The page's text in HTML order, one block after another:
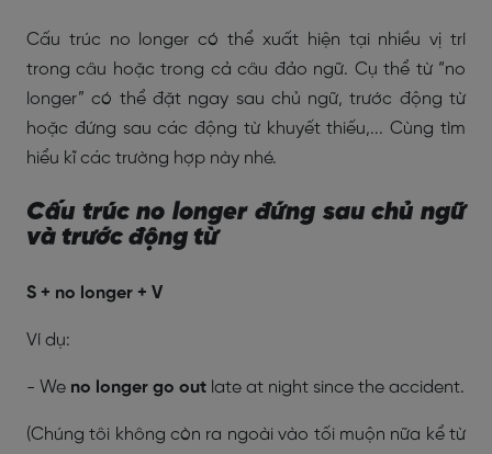
Cấu trúc no longer có thể xuất hiện tại nhiều vị trí
trong câu hoặc trong cả câu đảo ngữ. Cụ thể từ “no
longer” có thể đặt ngay sau chủ ngữ, trước động từ
hoặc đứng sau các động từ khuyết thiếu,... Cùng tìm
hiểu kĩ các trường hợp này nhé.
Cấu trúc no longer đứng sau chủ ngữ
và trước động từ
S + no longer + V
Ví dụ:
- We no longer go out late at night since the accident.
(Chúng tôi không còn ra ngoài vào tối muộn nữa kể từ